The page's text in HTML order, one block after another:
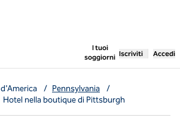
I tuoi
soggiorni
, apre una
Iscriviti Accedi
d'America / Pennsylvania
/
Hotel nella boutique di Pittsburgh